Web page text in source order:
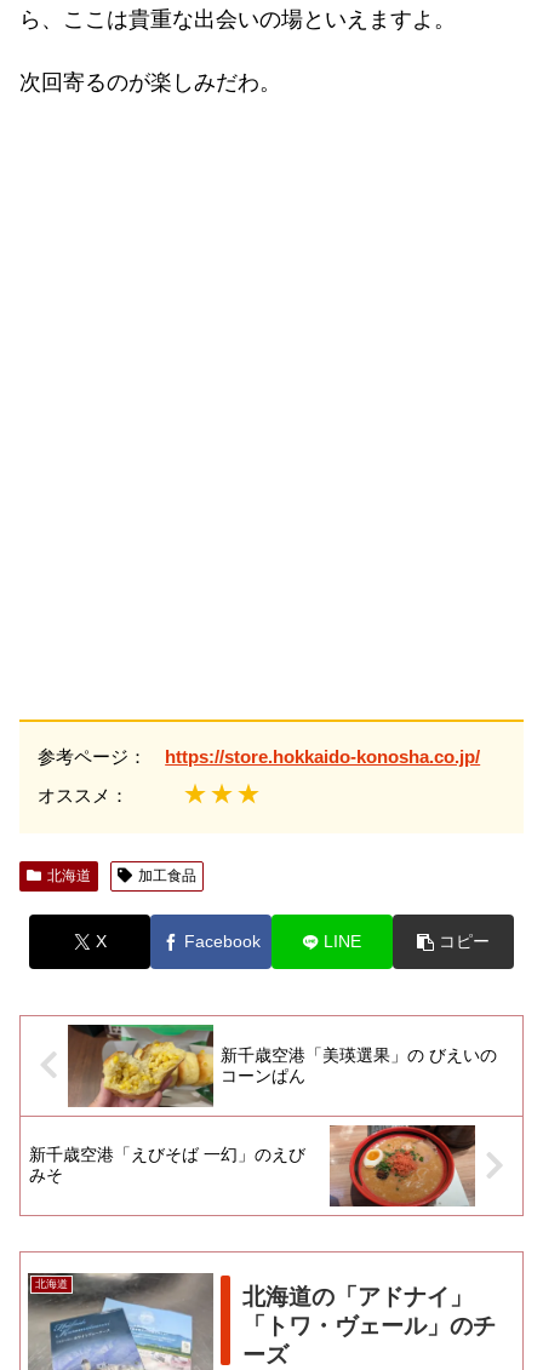
ら、ここは貴重な出会いの場といえますよ。
次回寄るのが楽しみだわ。
参考ページ： https://store.hokkaido-konosha.co.jp/
オススメ： ★★★
北海道 加工食品
X Facebook LINE コピー
新千歳空港「美瑛選果」の びえいの
コーンぱん
新千歳空港「えびそば 一幻」のえび
みそ
北海道
北海道の「アドナイ」
「トワ・ヴェール」のチ
ーズ